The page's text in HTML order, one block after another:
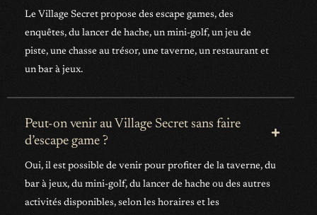
Le Village Secret propose des escape games, des
enquêtes, du lancer de hache, un mini-golf, un jeu de
piste, une chasse au trésor, une taverne, un restaurant et
un bar à jeux.
Peut-on venir au Village Secret sans faire
d’escape game ?
Oui, il est possible de venir pour profiter de la taverne, du
bar à jeux, du mini-golf, du lancer de hache ou des autres
activités disponibles, selon les horaires et les